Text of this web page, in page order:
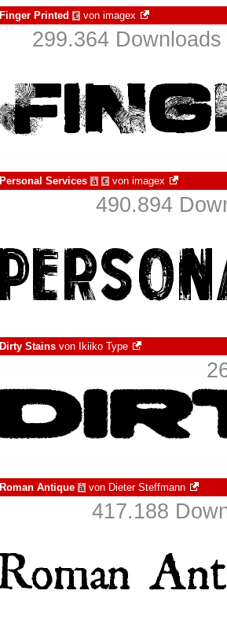
Finger Printed € von imagex
299.364
Personal Services à € von imagex
490.894
Dirty Stains von Ikiiko Type
Roman Antique à von Dieter Steffmann
417.188